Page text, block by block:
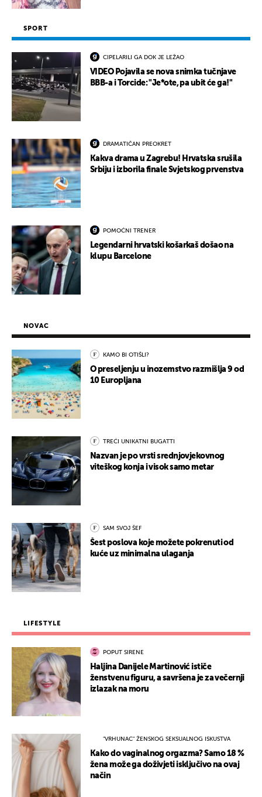
SPORT
CIPELARILI GA DOK JE LEŽAO
VIDEO Pojavila se nova snimka tučnjave
BBB-a i Torcide: "Je*ote, pa ubit će ga!"
DRAMATIČAN PREOKRET
Kakva drama u Zagrebu! Hrvatska srušila
Srbiju i izborila finale Svjetskog prvenstva
POMOĆNI TRENER
Legendarni hrvatski košarkaš došao na
klupu Barcelone
NOVAC
KAMO BI OTIŠLI?
O preseljenju u inozemstvo razmišlja 9 od
10 Europljana
TREĆI UNIKATNI BUGATTI
Nazvan je po vrsti srednjovjekovnog
viteškog konja i visok samo metar
SAM SVOJ ŠEF
Šest poslova koje možete pokrenuti od
kuće uz minimalna ulaganja
LIFESTYLE
POPUT SIRENE
Haljina Danijele Martinović ističe
ženstvenu figuru, a savršena je za večernji
izlazak na moru
"VRHUNAC" ŽENSKOG SEKSUALNOG ISKUSTVA
Kako do vaginalnog orgazma? Samo 18 %
žena može ga doživjeti isključivo na ovaj
način